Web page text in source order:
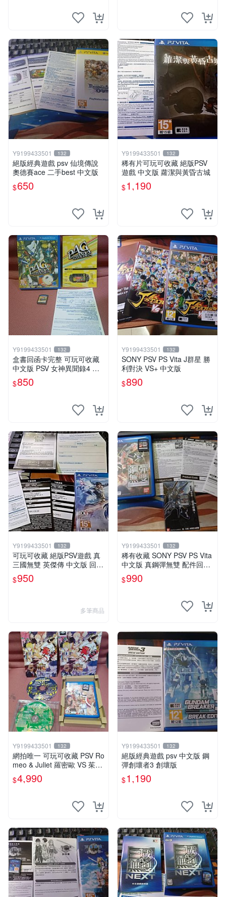
Y9199433501 132
絕版經典遊戲 psv 仙境傳說
奧德賽ace 二手best 中文版
$650
Y9199433501 132
稀有片可玩可收藏 絕版PSV
遊戲 中文版 蘿潔與黃昏古城
$1,190
Y9199433501 132
盒書回函卡完整 可玩可收藏
中文版 PSV 女神異聞錄4 黃
金版
$850
Y9199433501 132
SONY PSV PS Vita J群星 勝
利對決 VS+ 中文版
$890
Y9199433501 132
可玩可收藏 絕版PSV遊戲 真
三國無雙 英傑傳 中文版 回函
特典卡齊全
$950
多筆商品
Y9199433501 132
稀有收藏 SONY PSV PS Vita
中文版 真鋼彈無雙 配件回函
卡齊全
$990
Y9199433501 132
網拍唯一 可玩可收藏 PSV Ro
meo & Juliet 羅密歐 VS 茱麗
葉 全卷包 豪華版日版
$4,990
Y9199433501 132
絕版經典遊戲 psv 中文版 鋼
彈創壞者3 創壞版
$1,190